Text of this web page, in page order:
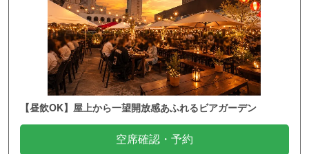
【昼飲OK】屋上から一望開放感あふれるビアガーデン
空席確認・予約